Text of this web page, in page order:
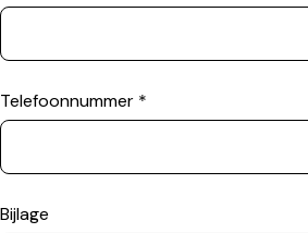
Telefoonnummer *
Bijlage